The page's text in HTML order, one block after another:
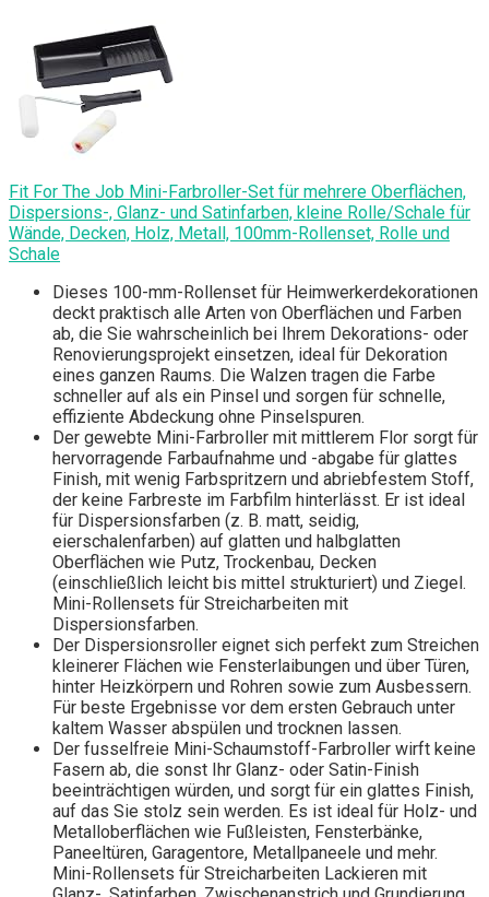
Fit For The Job Mini-Farbroller-Set für mehrere Oberflächen,
Dispersions-, Glanz- und Satinfarben, kleine Rolle/Schale für
Wände, Decken, Holz, Metall, 100mm-Rollenset, Rolle und
Schale
Dieses 100-mm-Rollenset für Heimwerkerdekorationen
deckt praktisch alle Arten von Oberflächen und Farben
ab, die Sie wahrscheinlich bei Ihrem Dekorations- oder
Renovierungsprojekt einsetzen, ideal für Dekoration
eines ganzen Raums. Die Walzen tragen die Farbe
schneller auf als ein Pinsel und sorgen für schnelle,
effiziente Abdeckung ohne Pinselspuren.
Der gewebte Mini-Farbroller mit mittlerem Flor sorgt für
hervorragende Farbaufnahme und -abgabe für glattes
Finish, mit wenig Farbspritzern und abriebfestem Stoff,
der keine Farbreste im Farbfilm hinterlässt. Er ist ideal
für Dispersionsfarben (z. B. matt, seidig,
eierschalenfarben) auf glatten und halbglatten
Oberflächen wie Putz, Trockenbau, Decken
(einschließlich leicht bis mittel strukturiert) und Ziegel.
Mini-Rollensets für Streicharbeiten mit
Dispersionsfarben.
Der Dispersionsroller eignet sich perfekt zum Streichen
kleinerer Flächen wie Fensterlaibungen und über Türen,
hinter Heizkörpern und Rohren sowie zum Ausbessern.
Für beste Ergebnisse vor dem ersten Gebrauch unter
kaltem Wasser abspülen und trocknen lassen.
Der fusselfreie Mini-Schaumstoff-Farbroller wirft keine
Fasern ab, die sonst Ihr Glanz- oder Satin-Finish
beeinträchtigen würden, und sorgt für ein glattes Finish,
auf das Sie stolz sein werden. Es ist ideal für Holz- und
Metalloberflächen wie Fußleisten, Fensterbänke,
Paneeltüren, Garagentore, Metallpaneele und mehr.
Mini-Rollensets für Streicharbeiten Lackieren mit